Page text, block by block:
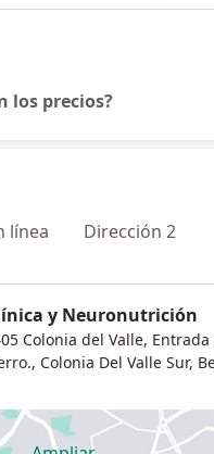
los precios?
línea Dirección 2
y Neuronutrición
Colonia del Valle,
Colonia Del Valle Sur,